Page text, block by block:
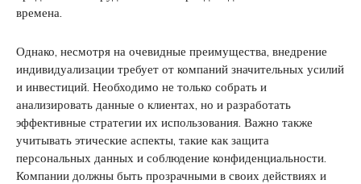
времена.
Однако, несмотря на очевидные преимущества, внедрение
индивидуализации требует от компаний значительных усилий
и инвестиций. Необходимо не только собрать и
анализировать данные о клиентах, но и разработать
эффективные стратегии их использования. Важно также
учитывать этические аспекты, такие как защита
персональных данных и соблюдение конфиденциальности.
Компании должны быть прозрачными в своих действиях и